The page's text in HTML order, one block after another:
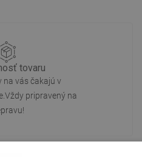
tovaru
na vás čakajú v
pripravený na